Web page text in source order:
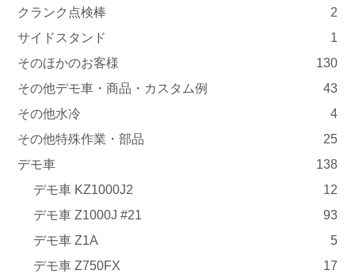
クランク点検棒
2
サイドスタンド
1
そのほかのお客様
130
その他デモ車・商品・カスタム例
43
その他水冷
4
その他特殊作業・部品
25
デモ車
138
デモ車 KZ1000J2
12
デモ車 Z1000J #21
93
デモ車 Z1A
5
デモ車 Z750FX
17